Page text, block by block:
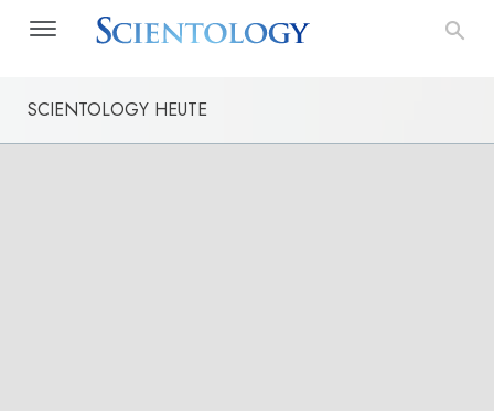
SCIENTOLOGY HEUTE